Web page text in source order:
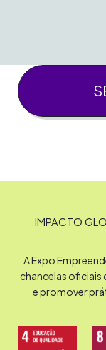
IMPACTO
A Expo
chancelas oficiais
e promover